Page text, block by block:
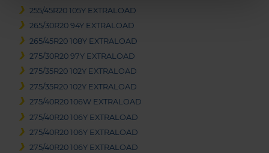
255/45R20 105Y EXTRALOAD
265/30R20 94Y EXTRALOAD
265/45R20 108Y EXTRALOAD
275/30R20 97Y EXTRALOAD
275/35R20 102Y EXTRALOAD
275/35R20 102Y EXTRALOAD
275/40R20 106W EXTRALOAD
275/40R20 106Y EXTRALOAD
275/40R20 106Y EXTRALOAD
275/40R20 106Y EXTRALOAD